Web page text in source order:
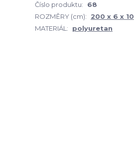
Číslo produktu: 68
ROZMĚRY (cm):
200 x 6 x 10
MATERIÁL:
polyuretan